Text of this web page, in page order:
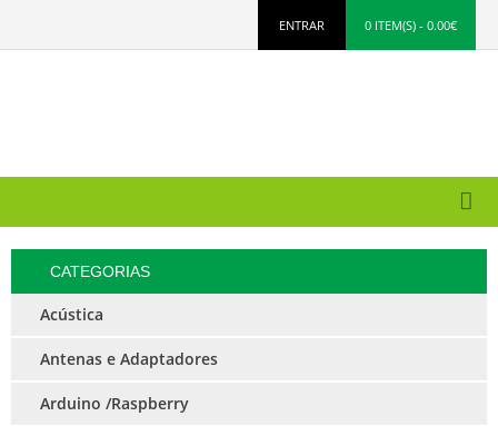
ENTRAR 0 ITEM(S) - 0.00€
CATEGORIAS
Acústica
Antenas e Adaptadores
Arduino /Raspberry